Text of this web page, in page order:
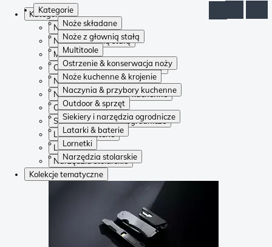
Kategorie
Noże składane
Noże z głownią stałą
Multitoole
Ostrzenie & konserwacja noży
Noże kuchenne & krojenie
Naczynia & przybory kuchenne
Outdoor & sprzęt
Siekiery i narzędzia ogrodnicze
Latarki & baterie
Lornetki
Narzędzia stolarskie
Kategorie
Noże składane
Noże z głownią stałą
Multitoole
Ostrzenie & konserwacja noży
Noże kuchenne & krojenie
Naczynia & przybory kuchenne
Outdoor & sprzęt
Siekiery i narzędzia ogrodnicze
Latarki & baterie
Lornetki
Narzędzia stolarskie
Kolekcje tematyczne